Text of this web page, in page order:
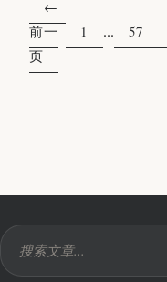
前一
页
1 ... 57